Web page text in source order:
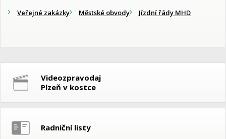
Veřejné zakázky
Městské obvody Jízdní řády MHD
Videozpravodaj
Plzeň v kostce
Radniční listy